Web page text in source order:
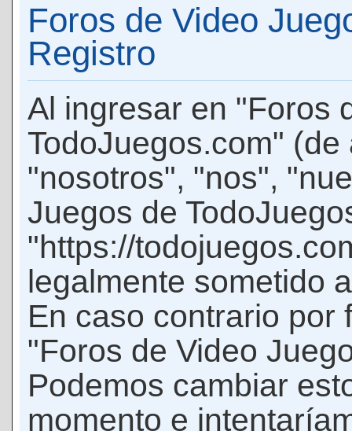
Foros de Video
Registro
Al ingresar en "Foros
TodoJuegos.com"
"nosotros", "nos",
Juegos de
"https://
legalmente sometido
En caso contrario por
"Foros de Video
Podemos cambiar
momento e